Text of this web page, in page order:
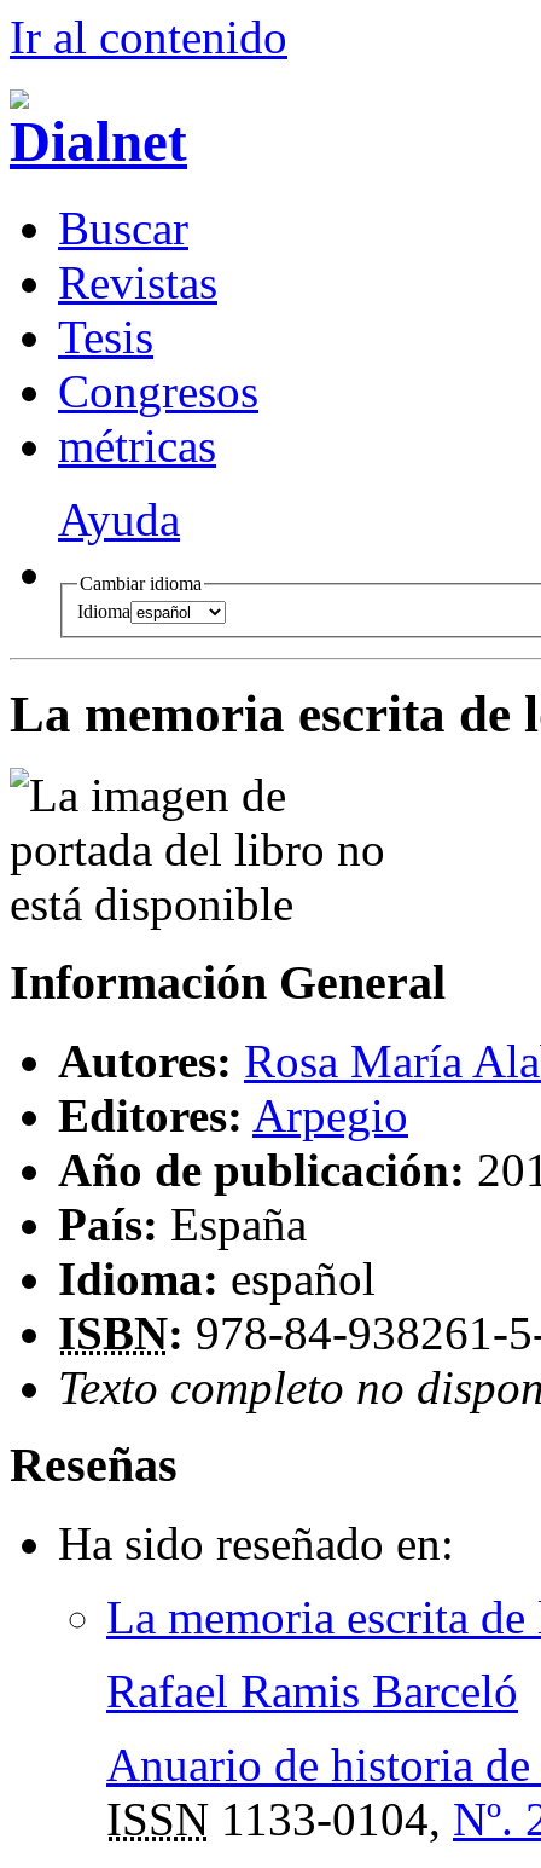
Ir al contenido
Buscar
Revistas
Tesis
Congresos
métricas
Ayuda
Cambiar idioma
Idioma
La memoria escrita de
Información General
Autores: Rosa María
Editores: Arpegio
Año de publicación:
País: España
Idioma: español
ISBN: 978-84-938261-
Texto completo no
Reseñas
Ha sido reseñado en:
La memoria escrita
Rafael Ramis Barceló
Anuario de historia
ISSN 1133-0104, Nº.